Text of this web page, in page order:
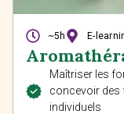
~5h E-
Maîtriser les
concevoir des
individuels